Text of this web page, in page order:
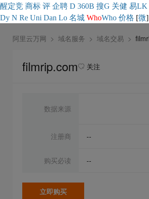
醒定竞 商标 评 企聘 D 360B 搜G 关健 易LK
Dy N Re Uni Dan Lo 名城 WhoWho 价格 [微]